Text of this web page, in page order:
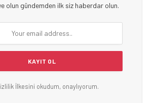
olun gündemden ilk siz haberdar olun.
İlkesini okudum, onaylıyorum.